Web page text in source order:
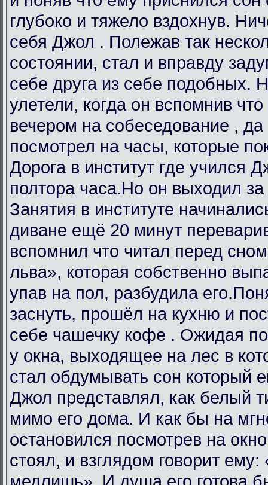
глубоко и тяжело вздохнув.
себя Джол . Полежав так
состоянии, стал и вправду
себе друга из себе подобных.
улетели, когда он вспомнив
вечером на собеседование ,
посмотрел на часы, которые
Дорога в институт где учился
полтора часа.Но он выходил
Занятия в институте
диване ещё 20 минут
вспомнил что читал перед
льва», которая собственно
упав на пол, разбудила
заснуть, прошёл на кухню и
себе чашечку кофе . Ожидая
у окна, выходящее на лес в
стал обдумывать сон который
Джол представлял, как белый
мимо его дома. И как бы на
остановился посмотрев на
стоял, и взглядом говорит
медлишь». И душа его готова